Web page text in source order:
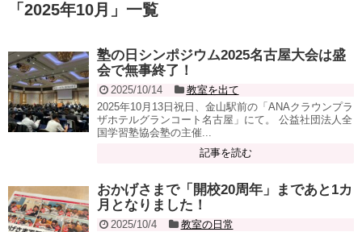
「 2025年10月 」 一覧
塾の日シンポジウム2025名古屋大会は盛
会で無事終了！
2025/10/14
教室を出て
2025年10月13日祝日、金山駅前の「ANAクラウンプラ
ザホテルグランコート名古屋」にて。 公益社団法人全
国学習塾協会塾の主催...
記事を読む
おかげさまで「開校20周年」まであと1カ
月となりました！
2025/10/4
教室の日常